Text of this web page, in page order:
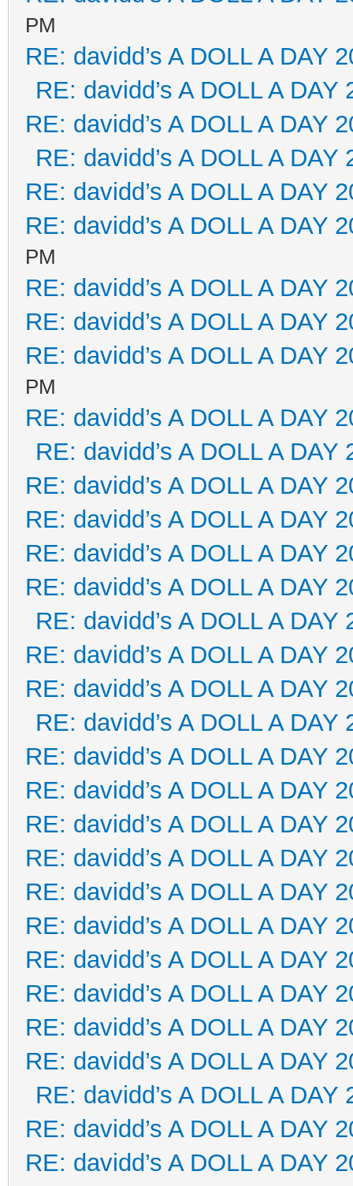
PM
RE: davidd’s A DOLL A DAY
RE: davidd’s A DOLL A DAY
RE: davidd’s A DOLL A DAY
RE: davidd’s A DOLL A DAY
RE: davidd’s A DOLL A DAY
RE: davidd’s A DOLL A DAY
PM
RE: davidd’s A DOLL A DAY
RE: davidd’s A DOLL A DAY
RE: davidd’s A DOLL A DAY
PM
RE: davidd’s A DOLL A DAY
RE: davidd’s A DOLL A DAY
RE: davidd’s A DOLL A DAY
RE: davidd’s A DOLL A DAY
RE: davidd’s A DOLL A DAY
RE: davidd’s A DOLL A DAY
RE: davidd’s A DOLL A DAY
RE: davidd’s A DOLL A DAY
RE: davidd’s A DOLL A DAY
RE: davidd’s A DOLL A DAY
RE: davidd’s A DOLL A DAY
RE: davidd’s A DOLL A DAY
RE: davidd’s A DOLL A DAY
RE: davidd’s A DOLL A DAY
RE: davidd’s A DOLL A DAY
RE: davidd’s A DOLL A DAY
RE: davidd’s A DOLL A DAY
RE: davidd’s A DOLL A DAY
RE: davidd’s A DOLL A DAY
RE: davidd’s A DOLL A DAY
RE: davidd’s A DOLL A DAY
RE: davidd’s A DOLL A DAY
RE: davidd’s A DOLL A DAY